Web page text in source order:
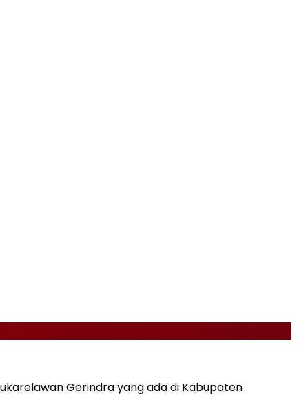
Gerindra yang ada di Kabupaten